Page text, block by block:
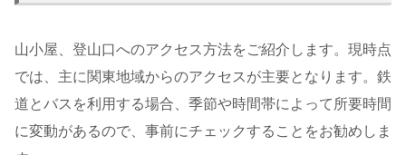
山小屋、登山口へのアクセス方法をご紹介します。現時点
では、主に関東地域からのアクセスが主要となります。鉄
道とバスを利用する場合、季節や時間帯によって所要時間
に変動があるので、事前にチェックすることをお勧めしま